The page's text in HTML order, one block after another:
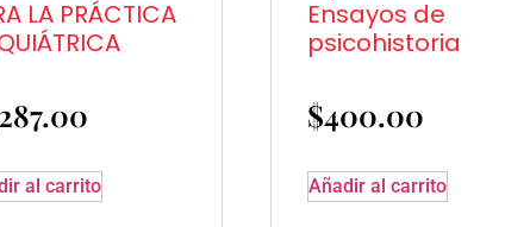
LA PRÁCTICA
al carrito
Ensayos de
psicohistoria
$400.00
Añadir al carrito